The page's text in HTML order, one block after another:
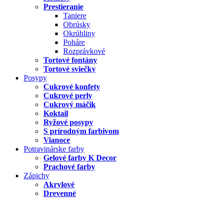
Prestieranie
Taniere
Obrúsky
Okrúhliny
Poháre
Rozprávkové
Tortové fontány
Tortové sviečky
Posypy
Cukrové konfety
Cukrové perly
Cukrový máčik
Koktail
Ryžové posypy
S prírodným farbivom
Vianoce
Potravinárske farby
Gelové farby K Decor
Prachové farby
Zápichy
Akrylové
Drevenné